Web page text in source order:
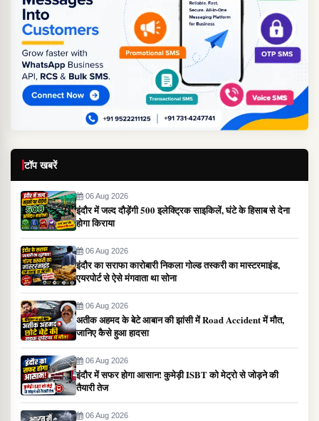
टॉप खबरें
06 Aug 2026
इंदौर में जल्द दौड़ेंगी 500 इलेक्ट्रिक साइकिलें, घंटे के हिसाब से देना
होगा किराया
06 Aug 2026
इंदौर का सराफा कारोबारी निकला गोल्ड तस्करी का मास्टरमाइंड,
एयरपोर्ट से ऐसे मंगवाता था सोना
06 Aug 2026
अतीक अहमद के बेटे आबान की झांसी में Road Accident में मौत,
जानिए कैसे हुआ हादसा
06 Aug 2026
इंदौर में सफर होगा आसान! कुमेड़ी ISBT को मेट्रो से जोड़ने की
तैयारी तेज
06 Aug 2026